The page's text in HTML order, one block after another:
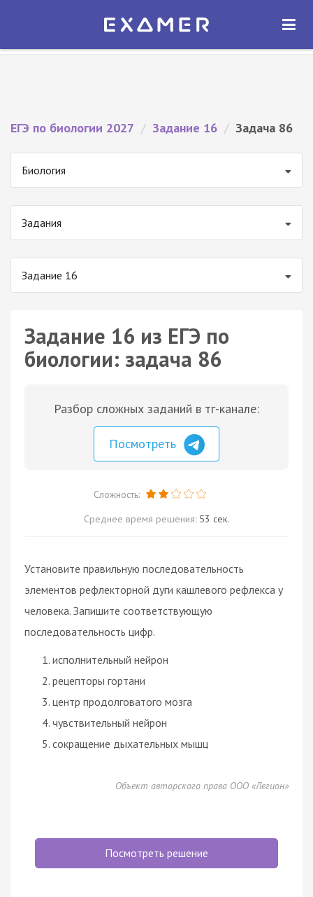
Экзамер — ЕГЭ 2027
ОТКРЫТЬ
ЕГЭ по биологии 2027 / Задание 16 / Задача 86
Биология
Задания
Задание 16
Задание 16 из ЕГЭ по
биологии: задача 86
Разбор сложных заданий в тг-канале:
Посмотреть
Сложность:
Среднее время решения: 53 сек.
Установите правильную последовательность
элементов рефлекторной дуги кашлевого рефлекса у
человека. Запишите соответствующую
последовательность цифр.
исполнительный нейрон
рецепторы гортани
центр продолговатого мозга
чувствительный нейрон
сокращение дыхательных мышц
Объект авторского права ООО «Легион»
Посмотреть решение